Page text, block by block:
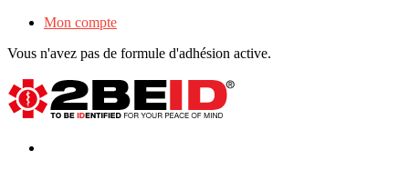
Mon compte
Vous n'avez pas de formule d'adhésion active.